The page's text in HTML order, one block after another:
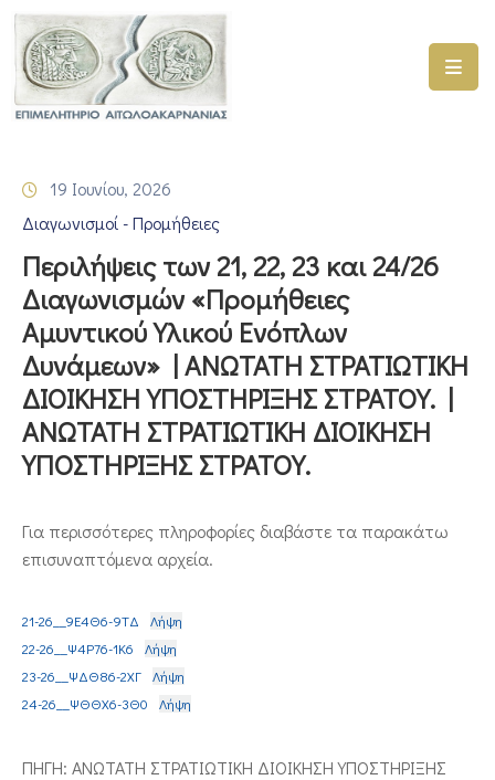
ΑΡΧΙΚΗ
ΓΕΜΗ
–
ΠΡΟΓΡΑΜΜΑΤΑ
ΕΠΙΜΕΛΗΤΗΡΙΟΥ
ΣΥΜΜΕΤΟΧΗ
ΣΕ
ΕΤΑΙΡΕΙΕΣ
ΕΠΙΚΑΙΡΟΤΗΤΑ
ΕΠΙΚΟΙΝΩΝΙΑ
19 Ιουνίου, 2026
Διαγωνισμοί - Προμήθειες
Περιλήψεις των 21, 22, 23 και 24/26
Διαγωνισμών «Προμήθειες
Αμυντικού Υλικού Ενόπλων
Δυνάμεων» | ΑΝΩΤΑΤΗ ΣΤΡΑΤΙΩΤΙΚΗ
ΔΙΟΙΚΗΣΗ ΥΠΟΣΤΗΡΙΞΗΣ ΣΤΡΑΤΟΥ. |
ΑΝΩΤΑΤΗ ΣΤΡΑΤΙΩΤΙΚΗ ΔΙΟΙΚΗΣΗ
ΥΠΟΣΤΗΡΙΞΗΣ ΣΤΡΑΤΟΥ.
Για περισσότερες πληροφορίες διαβάστε τα παρακάτω
επισυναπτόμενα αρχεία.
21-26__9Ε4Θ6-9ΤΔ
Λήψη
22-26__Ψ4Ρ76-1Κ6
Λήψη
23-26__ΨΔΘ86-2ΧΓ
Λήψη
24-26__ΨΘΘΧ6-3Θ0
Λήψη
ΠΗΓΗ: ΑΝΩΤΑΤΗ ΣΤΡΑΤΙΩΤΙΚΗ ΔΙΟΙΚΗΣΗ ΥΠΟΣΤΗΡΙΞΗΣ